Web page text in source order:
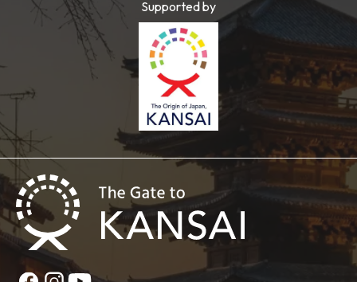
Supported by